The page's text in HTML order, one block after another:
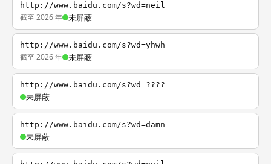
http://www.baidu.com/s?wd=neil
截至 2026 年 未屏蔽
http://www.baidu.com/s?wd=yhwh
截至 2026 年 未屏蔽
http://www.baidu.com/s?wd=????
未屏蔽
http://www.baidu.com/s?wd=damn
未屏蔽